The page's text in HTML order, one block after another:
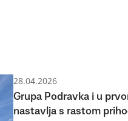
28.04.2026
Grupa Podravka i u
nastavlja s rastom